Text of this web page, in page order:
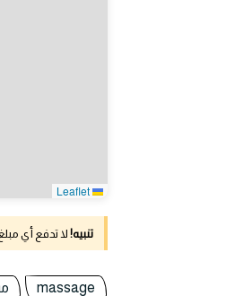
تنبيه!لا تدفع أي
massage